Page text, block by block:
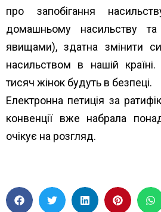
про запобігання
домашньому насильству
явищами), здатна змінити
насильством в нашій
тисяч жінок будуть в безпеці.
Електронна петиція за
конвенції вже набрала
очікує на розгляд.